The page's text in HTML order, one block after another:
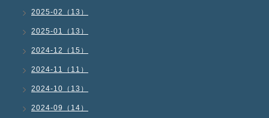
2025-02（13）
2025-01（13）
2024-12（15）
2024-11（11）
2024-10（13）
2024-09（14）